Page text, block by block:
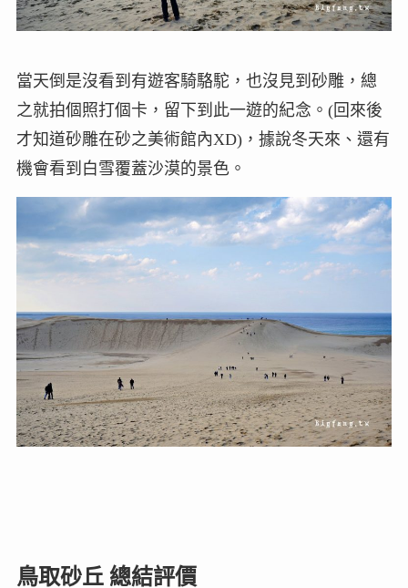
當天倒是沒看到有遊客騎駱駝，也沒見到砂雕，總
之就拍個照打個卡，留下到此一遊的紀念。(回來後
才知道砂雕在砂之美術館內XD)，據說冬天來、還有
機會看到白雪覆蓋沙漠的景色。
鳥取砂丘 總結評價